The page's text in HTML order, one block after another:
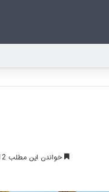
خواندن این مطلب 12 دقیقه زمان میبرد